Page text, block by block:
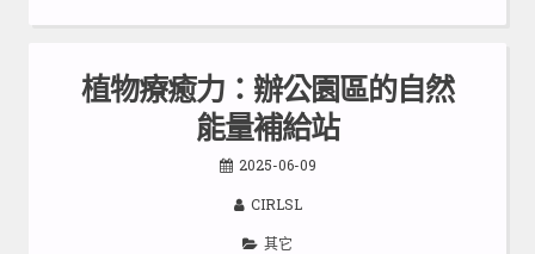
植物療癒力：辦公園區的自然
能量補給站
2025-06-09
CIRLSL
其它